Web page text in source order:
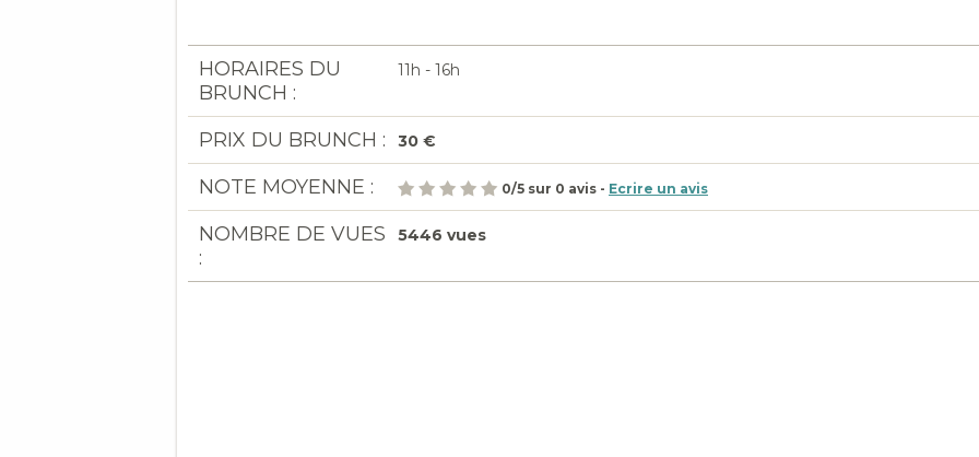
HORAIRES DU
BRUNCH :
11h - 16h
PRIX DU BRUNCH : 30 €
NOTE MOYENNE : 0/5 sur 0 avis - Ecrire un avis
NOMBRE DE VUES
:
5446 vues